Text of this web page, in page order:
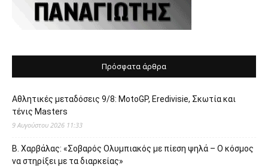
Πρόσφατα άρθρα
Αθλητικές μεταδόσεις 9/8: MotoGP, Eredivisie, Σκωτία και
τένις Masters
9 Αυγούστου 2026 11:33
Β. Χαρβάλας: «Σοβαρός Ολυμπιακός με πίεση ψηλά – Ο κόσμος
να στηρίξει με τα διαρκείας»